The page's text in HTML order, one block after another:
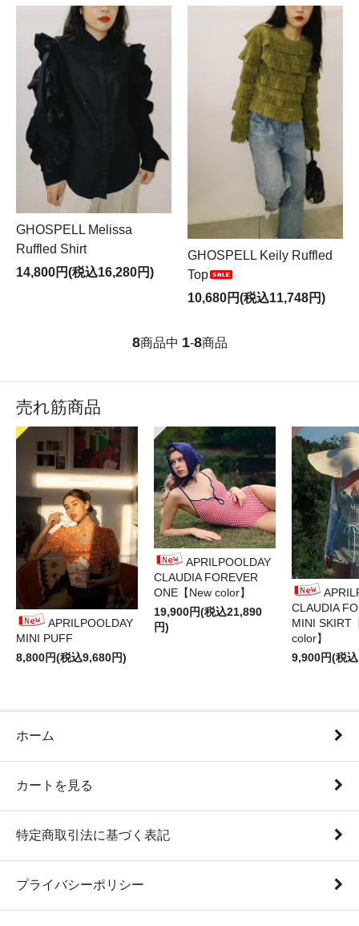
GHOSPELL Melissa
Ruffled Shirt
14,800円(税込16,280円)
GHOSPELL Keily Ruffled
Top
10,680円(税込11,748円)
8商品中 1-8商品
売れ筋商品
APRILPOOLDAY
MINI PUFF
8,800円(税込9,680円)
APRILPOOLDAY
CLAUDIA FOREVER
ONE【New color】
19,900円(税込21,890
円)
CLAUDIA
MINI SKIRT
color】
9,900円(税
ホーム
カートを見る
特定商取引法に基づく表記
プライバシーポリシー